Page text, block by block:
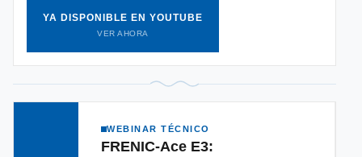
YA DISPONIBLE EN YOUTUBE
VER AHORA
WEBINAR TÉCNICO
FRENIC-Ace E3: